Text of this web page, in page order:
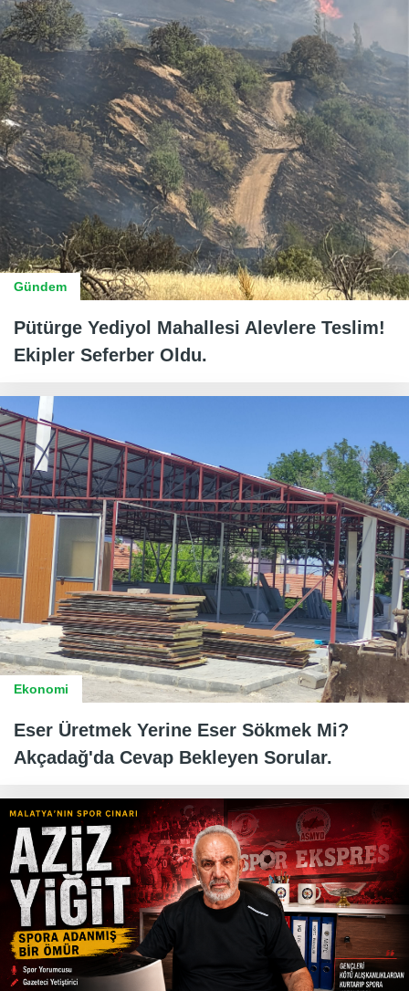
Gündem
Pütürge Yediyol Mahallesi Alevlere Teslim!
Ekipler Seferber Oldu.
Ekonomi
Eser Üretmek Yerine Eser Sökmek Mi?
Akçadağ'da Cevap Bekleyen Sorular.